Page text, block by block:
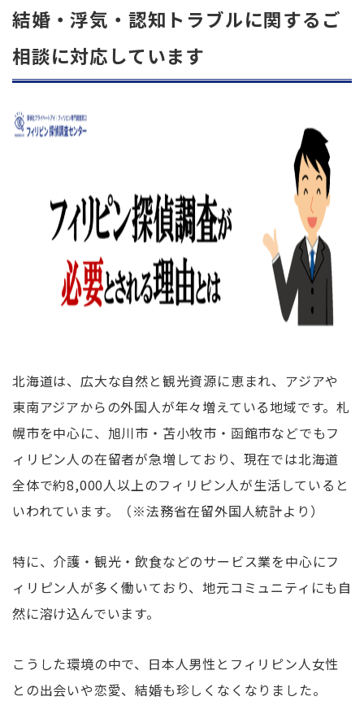
結婚・浮気・認知トラブルに関するご
相談に対応しています
北海道は、広大な自然と観光資源に恵まれ、アジアや
東南アジアからの外国人が年々増えている地域です。札
幌市を中心に、旭川市・苫小牧市・函館市などでもフ
ィリピン人の在留者が急増しており、現在では北海道
全体で約8,000人以上のフィリピン人が生活していると
いわれています。（※法務省在留外国人統計より）
特に、介護・観光・飲食などのサービス業を中心にフ
ィリピン人が多く働いており、地元コミュニティにも自
然に溶け込んでいます。
こうした環境の中で、日本人男性とフィリピン人女性
との出会いや恋愛、結婚も珍しくなくなりました。